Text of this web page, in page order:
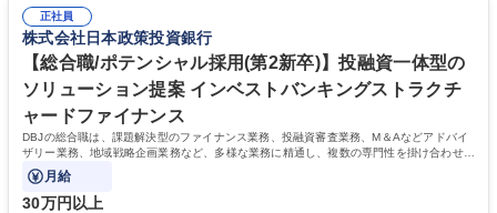
募集職種 【大阪・京都・滋賀】営業事務 ※未経験可
えて、お客様や社員の状況に合わせ、能動的なサポート、改善の動きも期
待され。組織を支えるスペシャリストとして、チームに貢献し、結果的に
社員から頼られる存在になることができます。平均19:30の退勤以降の業
務の持ち帰りも禁止されており、メリハリのある働き方となります。 学
歴・資格 学歴：大学院 大学 高専 短大 語学力： 資格：
正社員
株式会社日本政策投資銀行
【総合職/ポテンシャル採用(第2新卒)】投融資一体型の
ソリューション提案 インベストバンキングストラクチ
ャードファイナンス
DBJの総合職は、課題解決型のファイナンス業務、投融資審査業務、M＆Aなどアドバイ
ザリー業務、地域戦略企画業務など、多様な業務に精通し、複数の専門性を掛け合わせて
広く社会に貢献していく職種です。
月給
30万円以上